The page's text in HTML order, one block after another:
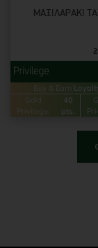
ΜΑΞΙΛΑΡΆΚΙ
Buy & Earn
Gold
Privilege:
40
pts.